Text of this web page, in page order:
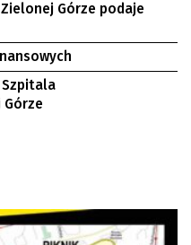
Górze podaje
Szpitala